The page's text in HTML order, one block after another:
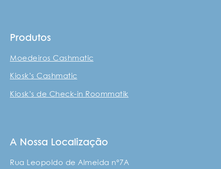
Produtos
Moedeiros Cashmatic
Kiosk’s Cashmatic
Kiosk’s de Check-in Roommatik
A Nossa Localização
Rua Leopoldo de Almeida nº7A